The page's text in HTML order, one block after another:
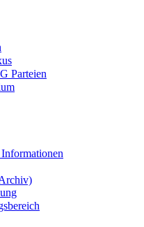
Parteien